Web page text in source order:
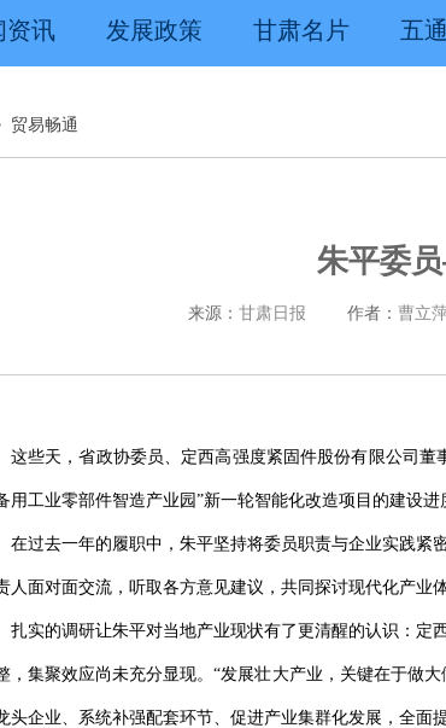
资讯 发展政策 甘肃名片 五
贸易畅通
朱平委
来源： 甘肃日报 作者： 曹立
这些天，省政协委员、定西高强度紧固件股份有限公司
用工业零部件智造产业园”新一轮智能化改造项目的建设进
在过去一年的履职中，朱平坚持将委员职责与企业实践紧
人面对面交流，听取各方意见建议，共同探讨现代化产业
扎实的调研让朱平对当地产业现状有了更清醒的认识：定
，集聚效应尚未充分显现。“发展壮大产业，关键在于做
头企业、系统补强配套环节、促进产业集群化发展，全面